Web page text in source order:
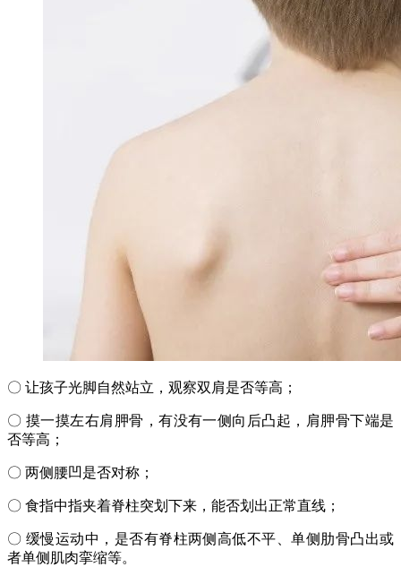
〇 让孩子光脚自然站立，观察双肩是否等高；
〇 摸一摸左右肩胛骨，有没有一侧向后凸起，肩胛骨下端是
否等高；
〇 两侧腰凹是否对称；
〇 食指中指夹着脊柱突划下来，能否划出正常直线；
〇 缓慢运动中，是否有脊柱两侧高低不平、单侧肋骨凸出或
者单侧肌肉挛缩等。